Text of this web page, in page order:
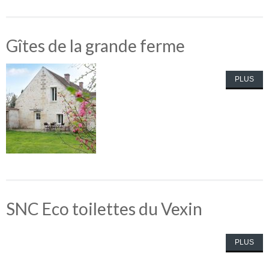
Gîtes de la grande ferme
PLUS
SNC Eco toilettes du Vexin
PLUS